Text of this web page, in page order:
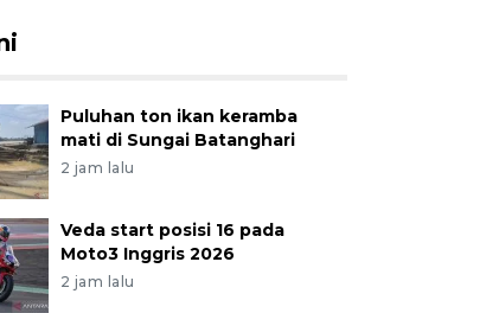
Puluhan ton ikan keramba
mati di Sungai Batanghari
2 jam lalu
Veda start posisi 16 pada
Moto3 Inggris 2026
2 jam lalu